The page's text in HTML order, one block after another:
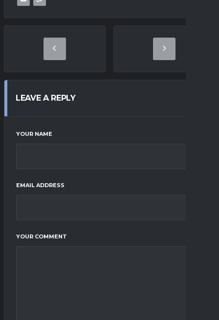
LEAVE A REPLY
YOUR NAME
EMAIL ADDRESS
YOUR COMMENT